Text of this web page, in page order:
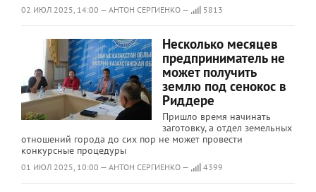
02 ИЮЛ 2025, 14:00 — АНТОН СЕРГИЕНКО — 5813
Несколько месяцев
предприниматель не
может получить
землю под сенокос в
Риддере
Пришло время начинать
заготовку, а отдел земельных
отношений города до сих пор не может провести
конкурсные процедуры
01 ИЮЛ 2025, 10:00 — АНТОН СЕРГИЕНКО — 4399